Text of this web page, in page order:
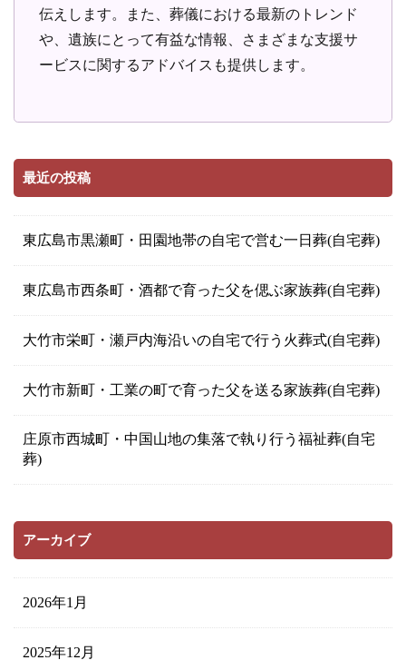
伝えします。また、葬儀における最新のトレンド
や、遺族にとって有益な情報、さまざまな支援サ
ービスに関するアドバイスも提供します。
最近の投稿
東広島市黒瀬町・田園地帯の自宅で営む一日葬(自宅葬)
東広島市西条町・酒都で育った父を偲ぶ家族葬(自宅葬)
大竹市栄町・瀬戸内海沿いの自宅で行う火葬式(自宅葬)
大竹市新町・工業の町で育った父を送る家族葬(自宅葬)
庄原市西城町・中国山地の集落で執り行う福祉葬(自宅
葬)
アーカイブ
2026年1月
2025年12月